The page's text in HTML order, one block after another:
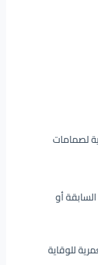
لصمامات
أو
للوقاية